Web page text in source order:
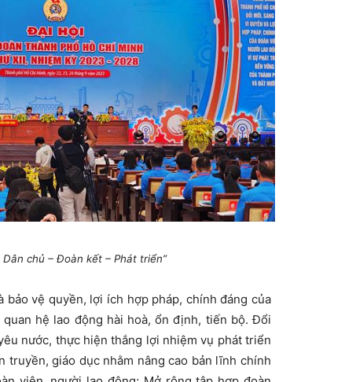
chủ – Đoàn kết – Phát triển”
vệ quyền, lợi ích hợp pháp, chính đáng của
hệ lao động hài hoà, ổn định, tiến bộ. Đổi
nước, thực hiện thắng lợi nhiệm vụ phát triển
truyền, giáo dục nhằm nâng cao bản lĩnh chính